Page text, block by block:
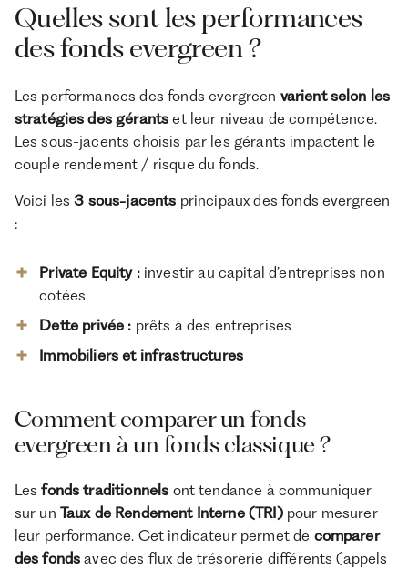
Quelles sont les performances
des fonds evergreen ?
Les performances des fonds evergreen varient selon les
stratégies des gérants et leur niveau de compétence.
Les sous-jacents choisis par les gérants impactent le
couple rendement / risque du fonds.
Voici les3 sous-jacents principaux des fonds evergreen
:
Private Equity : investir au capital d’entreprises non
cotées
Dette privée : prêts à des entreprises
Immobiliers et infrastructures
Comment comparer un fonds
evergreen à un fonds classique ?
Les fonds traditionnels ont tendance à communiquer
sur un Taux de Rendement Interne (TRI) pour mesurer
leur performance. Cet indicateur permet de comparer
des fondsavec des flux de trésorerie différents (appels